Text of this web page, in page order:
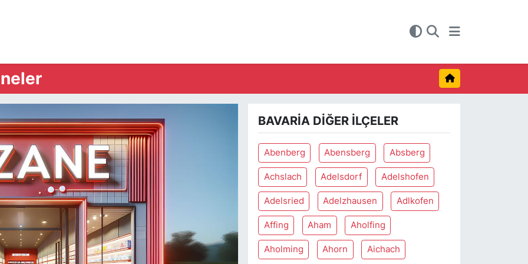
BAVARIA DIĞER İLÇELER
Abenberg Abensberg Absberg
Achslach Adelsdorf Adelshofen
Adelsried Adelzhausen Adlkofen
Affing Aham Aholfing
Aholming Ahorn Aichach